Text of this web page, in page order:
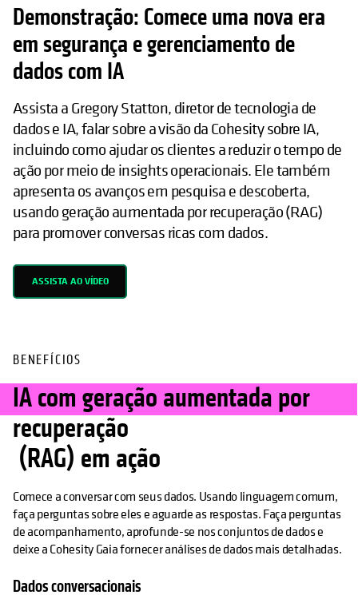
Demonstração: Comece uma nova era
em segurança e gerenciamento de
dados com IA
Assista a Gregory Statton, diretor de tecnologia de
dados e IA, falar sobre a visão da Cohesity sobre IA,
incluindo como ajudar os clientes a reduzir o tempo de
ação por meio de insights operacionais. Ele também
apresenta os avanços em pesquisa e descoberta,
usando geração aumentada por recuperação (RAG)
para promover conversas ricas com dados.
ASSISTA AO VÍDEO
BENEFÍCIOS
IA com geração aumentada por
recuperação
(RAG) em ação
Comece a conversar com seus dados. Usando linguagem comum,
faça perguntas sobre eles e aguarde as respostas. Faça perguntas
de acompanhamento, aprofunde-se nos conjuntos de dados e
deixe a Cohesity Gaia fornecer análises de dados mais detalhadas.
Dados conversacionais